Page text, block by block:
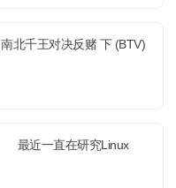
南北千王对决反赌 下 (BTV)
最近一直在研究Linux